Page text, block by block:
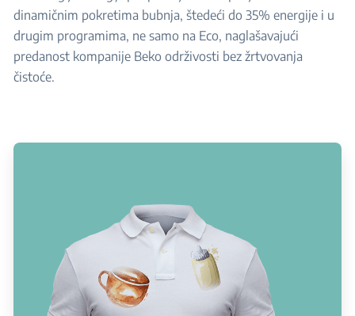
dinamičnim pokretima bubnja, štedeći do 35% energije i u
drugim programima, ne samo na Eco, naglašavajući
predanost kompanije Beko održivosti bez žrtvovanja
čistoće.